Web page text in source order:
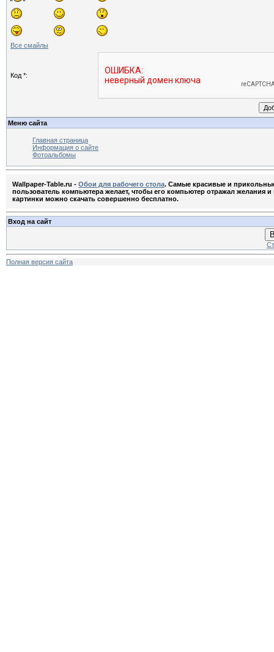
Все смайлы
Код *:
Меню сайта
Главная страница
Информация о сайте
Фотоальбомы
Wallpaper-Table.ru - Обои для рабочего стола. Самые красивые и
пользователь компьютера желает, чтобы его компьютер отражал желания
картинки можно скачать совершенно бесплатно.
Вход на сайт
Полная версия сайта